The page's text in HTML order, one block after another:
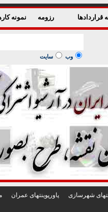
قراردادها رزومه نمونه
وب سایت
شهرسازی پاورپوينتهای عمران